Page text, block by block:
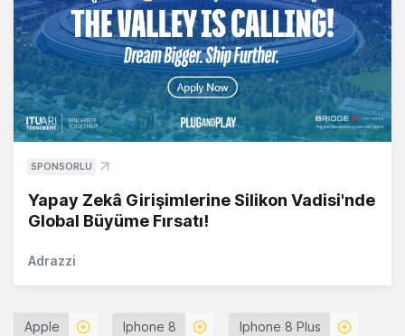
SPONSORLU
Yapay Zekâ Girişimlerine Silikon Vadisi'nde
Global Büyüme Fırsatı!
Adrazzi
Apple Iphone 8 Iphone 8 Plus